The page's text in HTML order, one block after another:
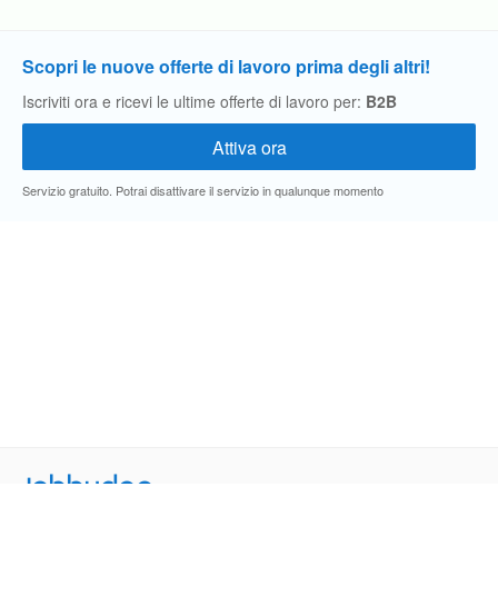
Scopri le nuove offerte di lavoro prima degli altri!
Iscriviti ora e ricevi le ultime offerte di lavoro per: B2B
Servizio gratuito. Potrai disattivare il servizio in qualunque momento
Jobbydoo